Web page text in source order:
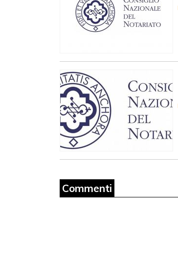
Commenti